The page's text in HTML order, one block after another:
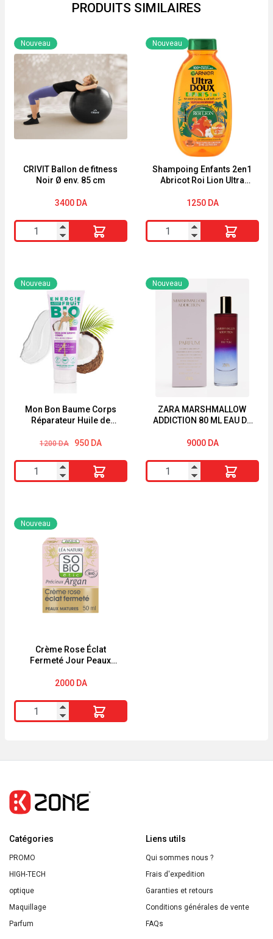
PRODUITS SIMILAIRES
CRIVIT Ballon de fitness
Noir Ø env. 85 cm
Nouveau
3400 DA
quantité
de
Ballon
de
fitness
env.
Shampoing Enfants 2en1
Abricot Roi Lion Ultra
Nouveau
1250 DA
quantité
de
Enfants
2en1
Mon Bon Baume Corps
Réparateur Huile de
200 ml Energie Fruit Bio
Nouveau
1200DA
Le
initial
1200 DA.
950 DA
Le
actuel
950 DA.
quantité
de
Bon
Baume
Réparateur
Beurre
200
Bio
ZARA MARSHMALLOW
ADDICTION 80 ML EAU DE
Nouveau
9000 DA
quantité
de
Crème Rose Éclat
Fermeté Jour Peaux
Collagène végétal
Nouveau
2000 DA
quantité
de
Fermeté
Jour
Matures
Huile
d’Argan
Collagène
végétal
Précieux
Catégories
PROMO
HIGH-TECH
optique
Maquillage
Parfum
Liens utils
Qui sommes nous ?
Frais d'expedition
Garanties et retours
Conditions générales de vente
FAQs